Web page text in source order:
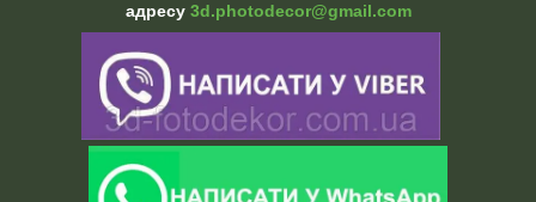
адресу 3d.photodecor@gmail.com